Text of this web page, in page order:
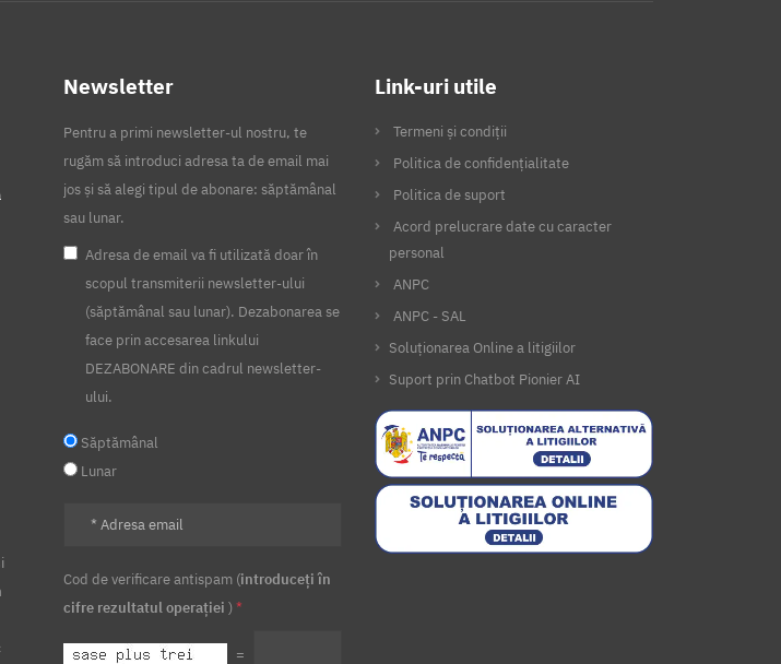
Newsletter
Pentru a primi newsletter-ul nostru, te
rugăm să introduci adresa ta de email mai
jos și să alegi tipul de abonare: săptămânal
sau lunar.
Adresa de email va fi utilizată doar în
scopul transmiterii newsletter-ului
(săptămânal sau lunar). Dezabonarea se
face prin accesarea linkului
DEZABONARE din cadrul newsletter-
ului.
Săptămânal
Lunar
Cod de verificare antispam (introduceți în
cifre rezultatul operației ) *
=
Link-uri utile
Termeni și condiții
Politica de confidențialitate
Politica de suport
Acord prelucrare date cu caracter
personal
ANPC
ANPC - SAL
Soluționarea Online a litigiilor
Suport prin Chatbot Pionier AI